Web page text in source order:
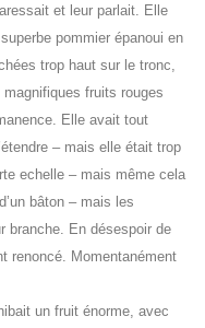
et leur parlait. Elle
pommier épanoui en
trop haut sur le tronc,
fruits rouges
Elle avait tout
– mais elle était trop
echelle – mais même cela
bâton – mais les
branche. En désespoir de
renoncé. Momentanément
un fruit énorme, avec